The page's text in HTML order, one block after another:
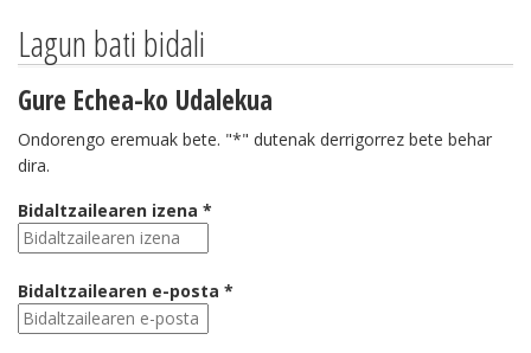
Lagun bati bidali
Gure Echea-ko Udalekua
Ondorengo eremuak bete. "*" dutenak derrigorrez bete behar
dira.
Bidaltzailearen izena *
Bidaltzailearen e-posta *